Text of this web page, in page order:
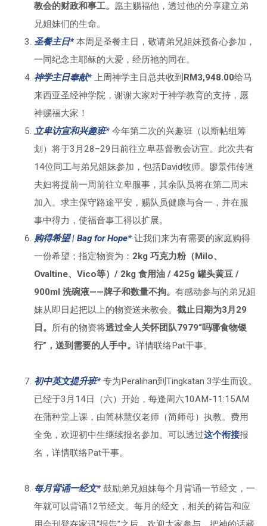
教会的财政和事工。 愿主赐福他，透过他的分享建立弟
兄姐妹们的生命。
圣餐主日* 本周是圣餐主日，敬请弟兄姐妹预备心参加，
一同纪念主耶稣的大爱，经历祂的同在。
神学主日奉献*上周神学主日总共收到 RM3,948.00给马
来西亚圣经神学院，谢谢大家对于神学教育的支持，愿
神赐福大家！
立卑访宣和兴趣班* 今年第二次的兴趣班（以斯帖组筹
划）将于3月28–29日前往立卑基督教会访宣。此次共有
14位同工与弟兄姐妹参加，包括David牧师。廖景伟传道
夫妇将提前一周前往立卑服事，其余队员将在第二周末
加入。求主保守路途平安，赐队员健康与合一，并在服
事中得力，使福音事工得以扩展。
购得希望 | Bag for Hope*让我们来为有需要的家庭购得
一份希望；指定物资为： 2kg 巧克力粉（Milo、
Ovaltine、Vico等）/ 2kg 食用油 / 425g 罐头黄豆 /
900ml 洗碗液——牌子和数量不拘。 有感动参与的弟兄姐
妹从即日起把以上的物资送来教会。 截止日期为3月29
日。 所有的物资将透过全人关怀团队7979“吗哪食物银
行”，送到需要的人手中。 详情联络Pat干事。
初中英文提升班*专为Peralihan到Tingkatan 3学生而设。
已经于3月14日（六）开始，每逢周六10AM-11:15AM
在蒲种堂上课，由简林慧仪老师（简师母）执教。费用
全免，欢迎初中生继续报名参加。可以透过这个衔接报
名，详情联络Pat干事。
每月背诵一经文* 鼓励弟兄姐妹每个月背诵一节经文，一
年就可以背诵12节经文。每月的经文，相关的祷告和应